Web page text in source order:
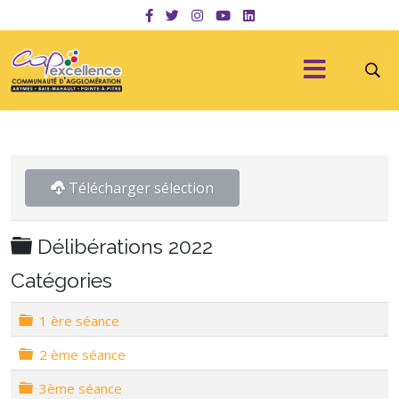
Télécharger sélection
Dossier
Délibérations 2022
Catégories
Dossier
1 ère séance
Dossier
2 ème séance
Dossier
3ème séance